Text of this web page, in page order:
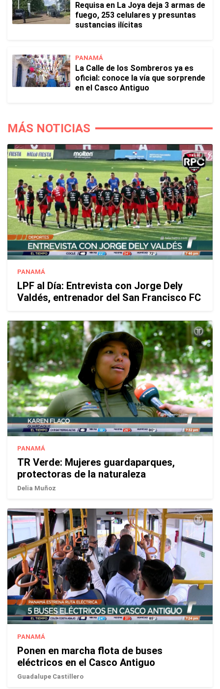
Requisa en La Joya deja 3 armas de
fuego, 253 celulares y presuntas
sustancias ilícitas
PANAMÁ
La Calle de los Sombreros ya es
oficial: conoce la vía que sorprende
en el Casco Antiguo
MÁS NOTICIAS
PANAMÁ
LPF al Día: Entrevista con Jorge Dely
Valdés, entrenador del San Francisco FC
PANAMÁ
TR Verde: Mujeres guardaparques,
protectoras de la naturaleza
Delia Muñoz
PANAMÁ
Ponen en marcha flota de buses
eléctricos en el Casco Antiguo
Guadalupe Castillero